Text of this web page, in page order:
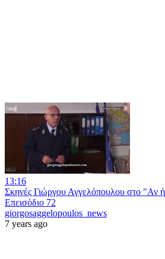
13:16
Σκηνές Γιώργου Αγγελόπουλου στο "Αν
Επεισόδιο 72
giorgosaggelopoulos_news
7 years ago